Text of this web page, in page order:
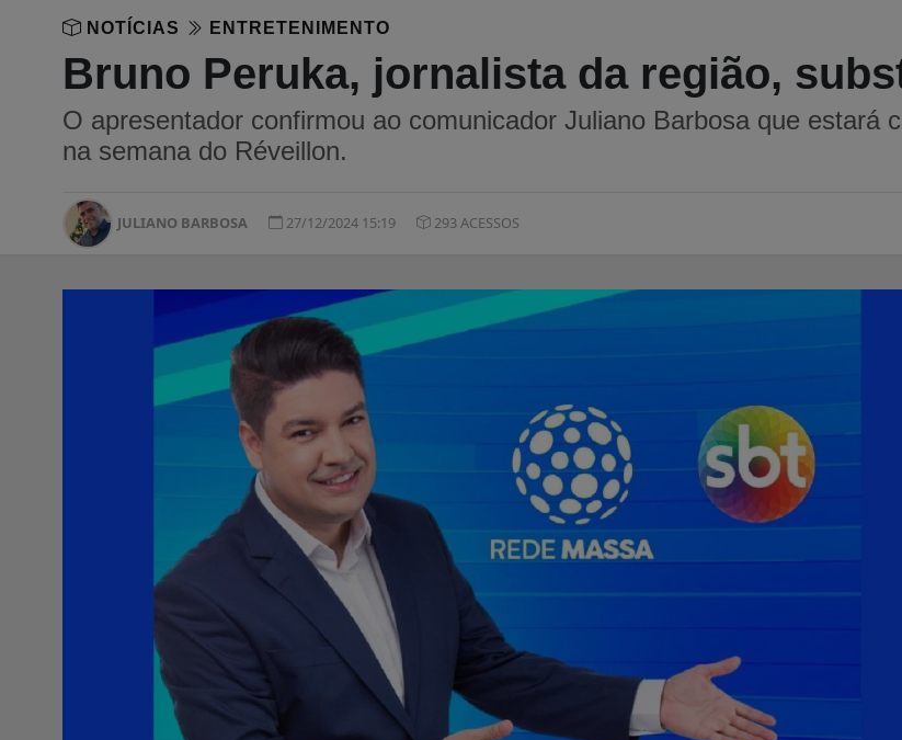
NOTÍCIAS ENTRETENIMENTO
Bruno Peruka, jornalista da região,
O apresentador confirmou ao comunicador Juliano Barbosa que estará
na semana do Réveillon.
JULIANO BARBOSA 27/12/2024 15:19 293 ACESSOS